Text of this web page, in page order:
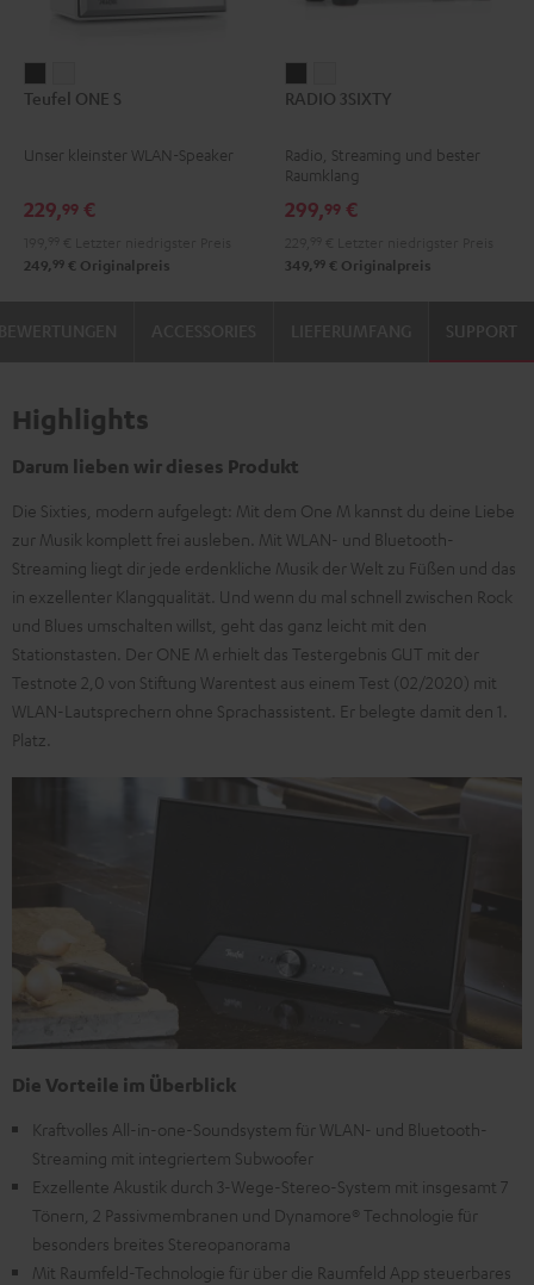
ONE
Schwarz
ONE
Weiß
Teufel ONE S
Unser kleinster WLAN-Speaker
229,99 €
249, 99 € Originalpreis
3SIXTY3SIXTY
RADIO 3SIXTY
Radio, Streaming und bester
Raumklang
299,99 €
349, 99 € Originalpreis
SUPPORT
Highlights
Darum lieben wir dieses Produkt
Die Sixties, modern aufgelegt: Mit dem One M kannst du deine Liebe
zur Musik komplett frei ausleben. Mit WLAN- und Bluetooth-
Streaming liegt dir jede erdenkliche Musik der Welt zu Füßen und das
in exzellenter Klangqualität. Und wenn du mal schnell zwischen Rock
und Blues umschalten willst, geht das ganz leicht mit den
Stationstasten. Der ONE M erhielt das Testergebnis GUT mit der
Testnote 2,0 von Stiftung Warentest aus einem Test (02/2020) mit
WLAN-Lautsprechern ohne Sprachassistent. Er belegte damit den 1.
Platz.
Die Vorteile im Überblick
Kraftvolles All-in-one-Soundsystem für WLAN- und Bluetooth-
Streaming mit integriertem Subwoofer
Exzellente Akustik durch 3-Wege-Stereo-System mit insgesamt 7
Tönern, 2 Passivmembranen und Dynamore® Technologie für
besonders breites Stereopanorama
Mit Raumfeld-Technologie für über die Raumfeld App steuerbares